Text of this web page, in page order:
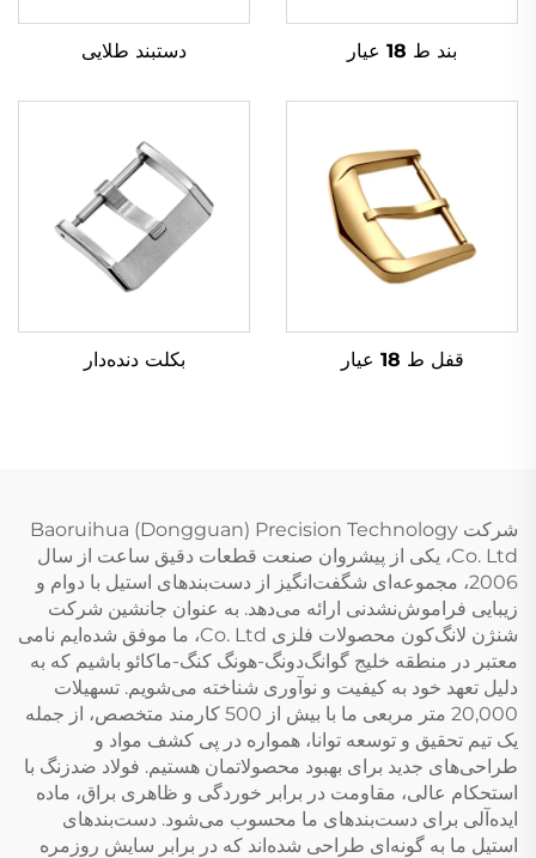
بند ط 18 عیار دستبند طلایی
قفل ط 18 عیار بکلت دنده‌دار
شرکت Baoruihua (Dongguan) Precision Technology
Co. Ltd، یکی از پیشروان صنعت قطعات دقیق ساعت از سال
2006، مجموعه‌ای شگفت‌انگیز از دست‌بند‌های استیل با دوام و
زیبایی فراموش‌نشدنی ارائه می‌دهد. به عنوان جانشین شرکت
شنژن لانگ‌کون محصولات فلزی Co. Ltd، ما موفق شده‌ایم نامی
معتبر در منطقه خلیج گوانگ‌دونگ-هونگ کنگ-ماکائو باشیم که به
دلیل تعهد خود به کیفیت و نوآوری شناخته می‌شویم. تسهیلات
20,000 متر مربعی ما با بیش از 500 کارمند متخصص، از جمله
یک تیم تحقیق و توسعه توانا، همواره در پی کشف مواد و
طراحی‌های جدید برای بهبود محصولاتمان هستیم. فولاد ضدزنگ با
استحکام عالی، مقاومت در برابر خوردگی و ظاهری براق، ماده
ایده‌آلی برای دست‌بند‌های ما محسوب می‌شود. دست‌بند‌های
استیل ما به گونه‌ای طراحی شده‌اند که در برابر سایش روزمره